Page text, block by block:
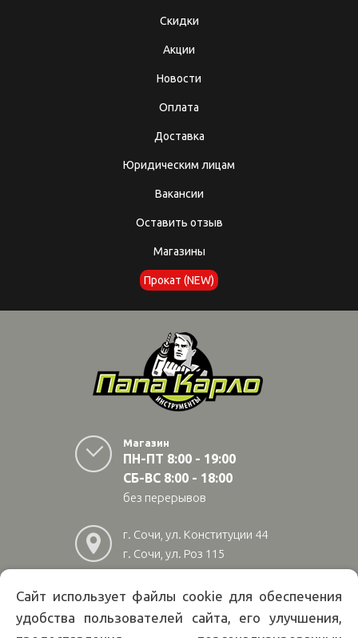
Скидки
Акции
Новости
Оплата
Доставка
Юридическим лицам
Вакансии
Оставить отзыв
Магазины
Прокат (NEW)
Магазин
ПН-ПТ 8:00 - 19:00
СБ-ВС 8:00 - 18:00
без перерывов
г. Сочи, ул. Конституции 44
г. Сочи, ул. Роз 115
г. Адлер, ул Авиационная
28/10
222 02 01
Сайт использует файлы cookie для обеспечения
удобства пользователей сайта, его улучшения,